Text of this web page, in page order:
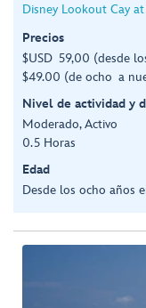
Disney Lookout Cay
Precios
$USD 59,00 (desde
$49.00 (de ocho a
Nivel de actividad y
Moderado, Activo
0.5 Horas
Edad
Desde los ocho años